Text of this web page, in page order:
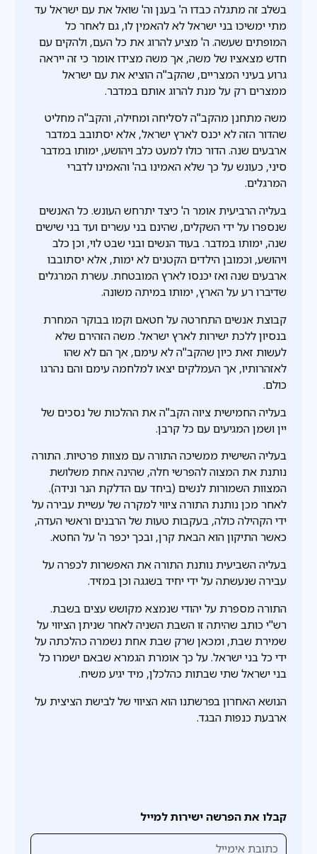
קבלו את הפרשה ישירות למייל
בשלב זה מתגלה כבדו ה' בענן וה' שואל את עם ישראל עד
מתי ימשיכו בני ישראל לא להאמין לו, גם לאחר כל
המופתים שעשה. ה' מציע להרוג את כל העם, ולהקים עם
חדש מצאציו של משה, אך משה מצידו אומר כי זה ייראה
גרוע בעיני המצריים, שהקב"ה הוציא את עם ישראל
ממצרים רק על מנת להרוג אותם במדבר.
משה מתחנן מהקב"ה לסליחה ומחילה, והקב"ה מחליט
שהדור הזה לא יכנס לארץ ישראל, אלא יסתובב במדבר
ארבעים שנה. הדור כולו למעט כלב ויהושע, ימותו במדבר
סיני, כעונש על כך שלא האמינו בה' והאמינו לדברי
המרגלים.
בעליה הרביעית אומר ה' כיצד יתרחש העונש. כל האנשים
שנספרו על ידי השקלים, שהינם בני עשרים ועד בני שישים
שנה, ימותו במדבר. בעוד הנשים ובני שבט לוי, וכן כלב
ויהושע, וכמובן הילדים הקטנים לא ימות, אלא יסתובבו
ארבעים שנה ואז יכנסו לארץ המובטחת. עשרת המרגלים
שדיברו רע על הארץ, ימותו במיתה משונה.
קבוצת אנשים התחרטה על חטאם וקמו בבוקר המחרת
בנסיון ללכת ישירות לארץ ישראל. משה הזהירם שלא
לעשות זאת כיון שהקב"ה לא עימם, אך הם לא שהו
לאזהרותיו, אך העמלקים יצאו למלחמה עימם והם נהרגו
כולם.
בעליה החמישית ציוה הקב"ה את ההלכות של נסכים של
יין ושמן המגיעים עם כל קרבן.
בעליה השישית ממשיכה התורה עם מצוות פרטיות. התורה
נותנת את המצוה להפרשי חלה, שהינה אחת משלושת
המצוות השמורות לנשים (ביחד עם הדלקת הנר ונידה).
לאחר מכן נותנת התורה ציווי למקרה של עשיית עבירה על
ידי הקהילה כולה, בעקבות טעות של הרבנים וראשי העדה,
כאשר התיקון הוא הבאת קרן, ובכך יכפר ה' על החטא.
בעליה השביעית נותנת התורה את האפשרות לכפרה על
עבירה שנעשתה על ידי יחיד בשגגה וכן במזיד.
התורה מספרת על יהודי שנמצא מקושש עצים בשבת.
רש"י כותב שהיתה זו השבת השניה לאחר שניתן הציווי על
שמירת שבת, ומכאן שרק שבת אחת נשמרה כהלכתה על
ידי כל בני ישראל. על כך אומרת הגמרא שבאם ישמרו כל
בני ישראל שתי שבתות כהלכלן, מיד יגיע משיח.
הנושא האחרון בפרשתנו הוא הציווי של לבישת הציצית על
ארבעת כנפות הבגד.